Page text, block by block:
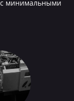
с минимальными